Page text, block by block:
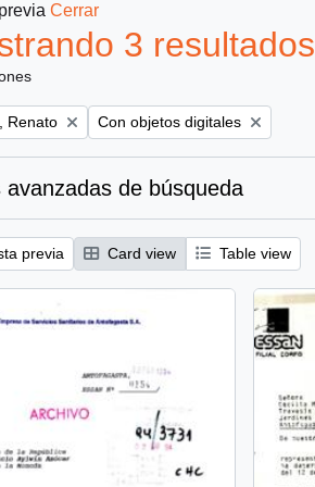
Cerrar
3 resultados
Renato Remove filter:
Con objetos digitales
avanzadas de búsqueda
previa Card view Table view